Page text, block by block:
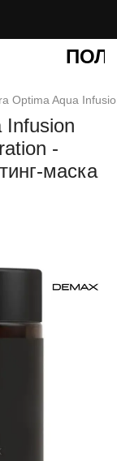
Optima Aqua
Infusion
-
маска